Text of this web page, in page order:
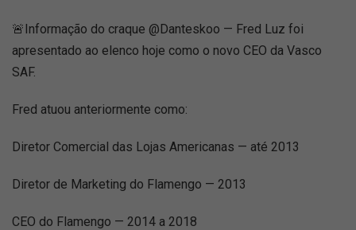
🚨Informação do craque @Danteskoo — Fred Luz foi
apresentado ao elenco hoje como o novo CEO da Vasco
SAF.
Fred atuou anteriormente como:
Diretor Comercial das Lojas Americanas — até 2013
Diretor de Marketing do Flamengo — 2013
CEO do Flamengo — 2014 a 2018